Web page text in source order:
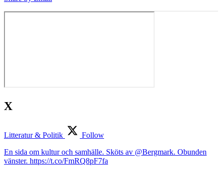
X
Litteratur & Politik
Follow
En sida om kultur och samhälle. Sköts av @Bergmark. Obunden
vänster. https://t.co/FmRQ8pF7fa